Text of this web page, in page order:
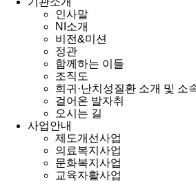
인사말
NI소개
비전&미션
정관
함께하는 이들
조직도
희귀·난치성질환 소개 및 소
걸어온 발자취
오시는 길
사업안내
제도개선사업
의료복지사업
문화복지사업
교육자활사업